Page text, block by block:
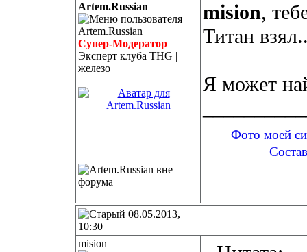
Artem.Russian
Супер-Модератор
Эксперт клуба THG |
железо
mision,
Титан
Я может
Фото моей
08.05.2013,
10:30
mision